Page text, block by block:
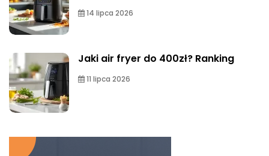
14 lipca 2026
Jaki air fryer do 400zł? Ranking
11 lipca 2026